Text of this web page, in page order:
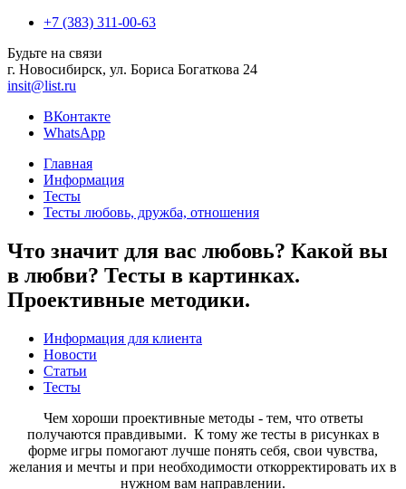
+7 (383) 311-00-63
Будьте на связи
г. Новосибирск, ул. Бориса Богаткова 24
insit@list.ru
ВКонтакте
WhatsApp
Главная
Информация
Тесты
Тесты любовь, дружба, отношения
Что значит для вас любовь? Какой вы
в любви? Тесты в картинках.
Проективные методики.
Информация для клиента
Новости
Статьи
Тесты
Чем хороши проективные методы - тем, что ответы
получаются правдивыми. К тому же тесты в рисунках в
форме игры помогают лучше понять себя, свои чувства,
желания и мечты и при необходимости откорректировать их в
нужном вам направлении.